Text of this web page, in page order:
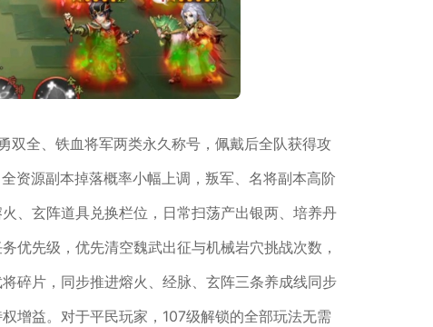
双全、铁血将军两类永久称号，佩戴后全队获得攻
资源副本掉落概率小幅上调，叛军、名将副本高阶
、玄阵道具兑换栏位，日常扫荡产出银两、培养丹
优先级，优先清空魏武出征与机械岩穴挑战次数，
碎片，同步推进熔火、经脉、玄阵三条养成线同步
增益。对于平民玩家，107级解锁的全部玩法无需